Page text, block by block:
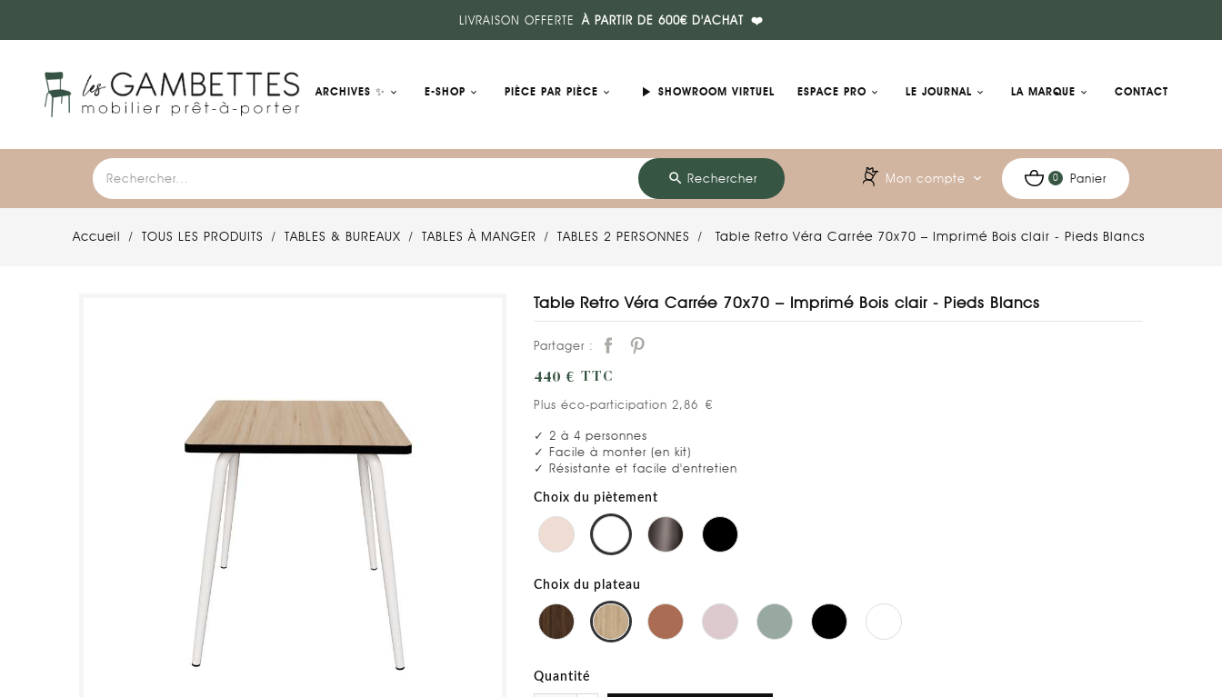
LIVRAISON OFFERTE À PARTIR DE 600€ D'ACHAT ❤️
ARCHIVES ✨ E-SHOP PIÈCE PAR PIÈCE play_arrow SHOWROOM VIRTUEL ESPACE PRO LE JOURNAL LA MARQUE CONTACT
0 Panier
Mon compte expand_more
search Rechercher
Accueil TOUS LES PRODUITS TABLES & BUREAUX TABLES À MANGER TABLES 2 PERSONNES Table Retro Véra Carrée 70x70 – Imprimé Bois clair - Pieds Blancs
Table Retro Véra Carrée 70x70 – Imprimé Bois clair - Pieds Blancs
Partager :
440 € TTC
Plus éco-participation 2,86 €
✓ 2 à 4 personnes
✓ Facile à monter (en kit)
✓ Résistante et facile d'entretien
Choix du piètement
Choix du plateau
Quantité